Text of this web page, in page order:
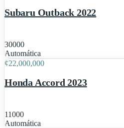
Subaru Outback 2022
30000
Automática
1
¢22,000,000
Honda Accord 2023
11000
Automática
1